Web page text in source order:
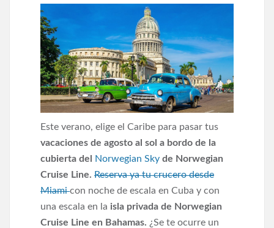
Este verano, elige el Caribe para pasar tus
vacaciones de agosto al sol a bordo de la
cubierta del
Norwegian Sky de Norwegian
Cruise Line. Reserva ya tu crucero desde
Miamicon noche de escala en Cuba y con
una escala en la isla privada de Norwegian
Cruise Line en Bahamas. ¿Se te ocurre un